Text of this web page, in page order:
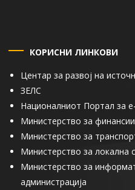
КОРИСНИ ЛИНКОВИ
Центар за развој на
ЗЕЛС
Националниот Портал за
Министерство за финансии
Министерство за
Министерство за локална
Министерство за
администрација